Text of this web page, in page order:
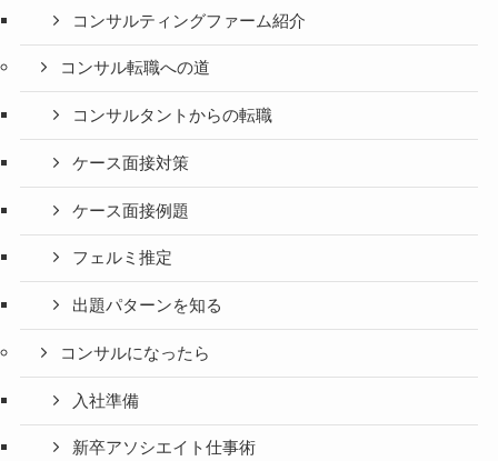
コンサルティングファーム紹介
コンサル転職への道
コンサルタントからの転職
ケース面接対策
ケース面接例題
フェルミ推定
出題パターンを知る
コンサルになったら
入社準備
新卒アソシエイト仕事術